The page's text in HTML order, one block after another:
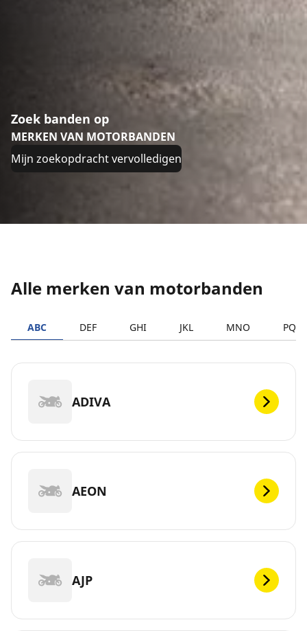
Zoek banden op
MERKEN VAN MOTORBANDEN
Mijn zoekopdracht vervolledigen
Alle merken van motorbanden
ABC DEF GHI JKL MNO PQRS
ADIVA
AEON
AJP